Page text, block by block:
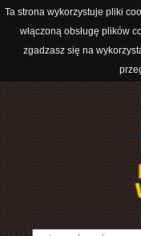
Ta strona wykorzystuje pliki
włączoną obsługę plików
zgadzasz się na